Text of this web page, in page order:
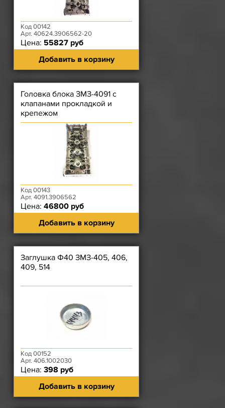
Код 00142
Арт. 40624.3906562-20
Цена: 55827 руб
Добавить в корзину
Головка блока ЗМЗ-4091 с
клапанами прокладкой и
крепежом
Код 00143
Арт. 4091.3906562
Цена: 46800 руб
Добавить в корзину
Заглушка Ф40 ЗМЗ-405, 406,
409, 514
Код 00152
Арт. 406.1002030
Цена: 398 руб
Добавить в корзину